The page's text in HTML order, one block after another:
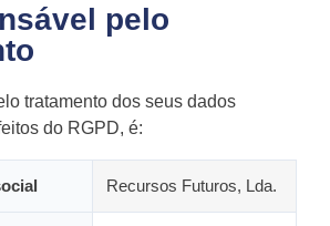
pelo
tratamento dos seus dados
do RGPD, é:
Recursos Futuros, Lda.